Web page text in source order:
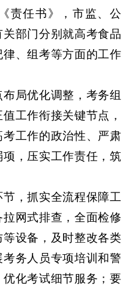
责任书》，市监、公
部门分别就高考食品
、组考等方面的工作
局优化调整，考务组
工作衔接关键节点，
工作的政治性、严肃
，压实工作责任，筑
，抓实全流程保障工
网式排查，全面检修
设备，及时整改各类
务人员专项培训和警
化考试细节服务；要